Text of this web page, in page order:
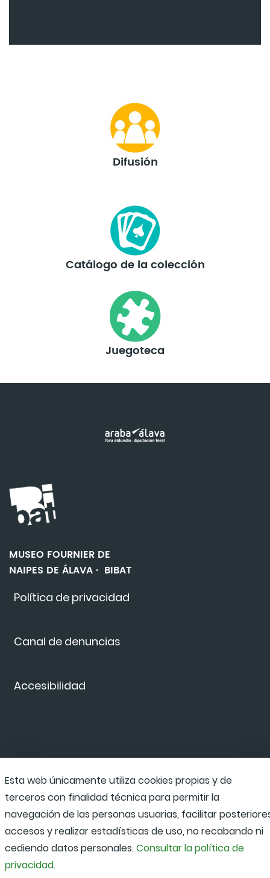
Difusión
Catálogo de la colección
Juegoteca
Política de privacidad
Canal de denuncias
Accesibilidad
MUSEO FOURNIER DE
NAIPES DE ÁLAVA · BIBAT
Esta web únicamente utiliza cookies propias y de
terceros con finalidad técnica para permitir la
navegación de las personas usuarias, facilitar
accesos y realizar estadísticas de uso, no recabando ni
cediendo datos personales.Consultar la política de
privacidad.